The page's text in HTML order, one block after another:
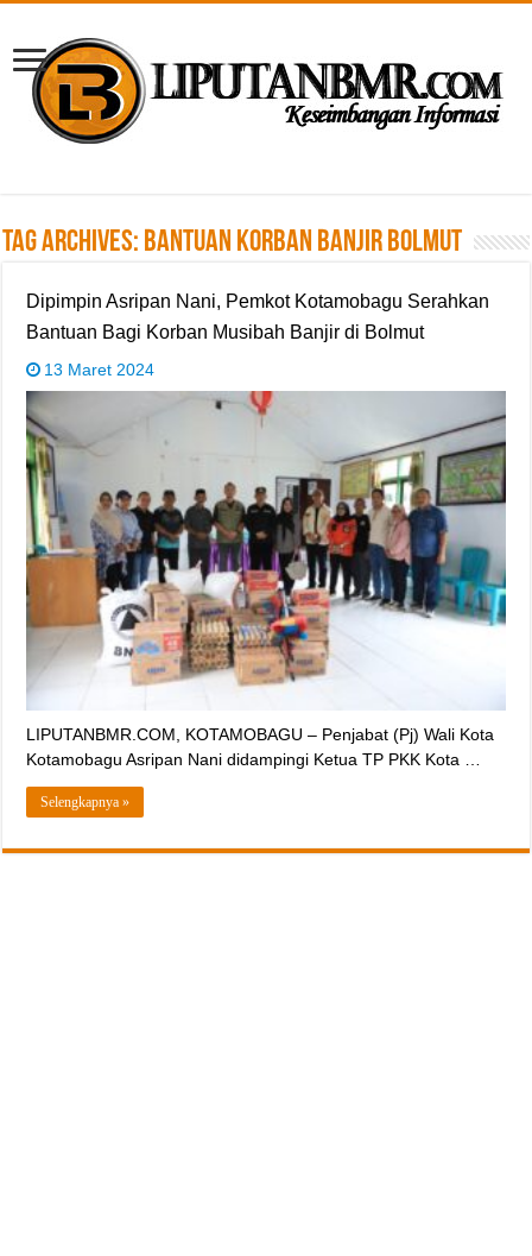
Tag Archives: Bantuan Korban Banjir Bolmut
Dipimpin Asripan Nani, Pemkot Kotamobagu Serahkan
Bantuan Bagi Korban Musibah Banjir di Bolmut
13 Maret 2024
LIPUTANBMR.COM, KOTAMOBAGU – Penjabat (Pj) Wali Kota
Kotamobagu Asripan Nani didampingi Ketua TP PKK Kota …
Selengkapnya »